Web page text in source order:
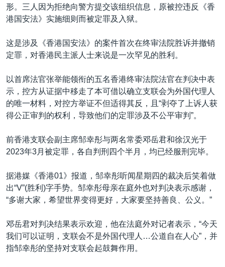
南中国海争端
关注新疆
形。三人因为拒绝向警方提交该组织信息，原被控违反《香
港国安法》实施细则而被定罪及入狱。
这是涉及《香港国安法》的案件首次在终审法院胜诉并撤销
定罪，对香港民主派人士来说是一次罕见的胜利。
以首席法官张举能领衔的五名香港终审法院法官在判决中表
示，控方从证据中移走了本可借以确立支联会为外国代理人
的唯一材料，对控方举证不但适得其反，且“剥夺了上诉人获
得公正审判的权利，导致他们的定罪涉及不公平审判”。
前香港支联会副主席邹幸彤与两名常委邓岳君和徐汉光于
2023年3月被定罪，各自判刑四个半月，均已经服刑完毕。
据港媒《香港01》报道，邹幸彤听闻星期四的裁决后笑着做
出“V”(胜利)字手势。邹幸彤母亲在庭外也对判决表示感谢，
“多谢大家，希望世界变得更好，大家要坚持善良、公义。”
邓岳君对判决结果表示欢迎，他在法庭外对记者表示，“今天
我们可以证明，支联会不是外国代理人…公道自在人心”，并
指邹幸彤的坚持对支联会起鼓舞作用。